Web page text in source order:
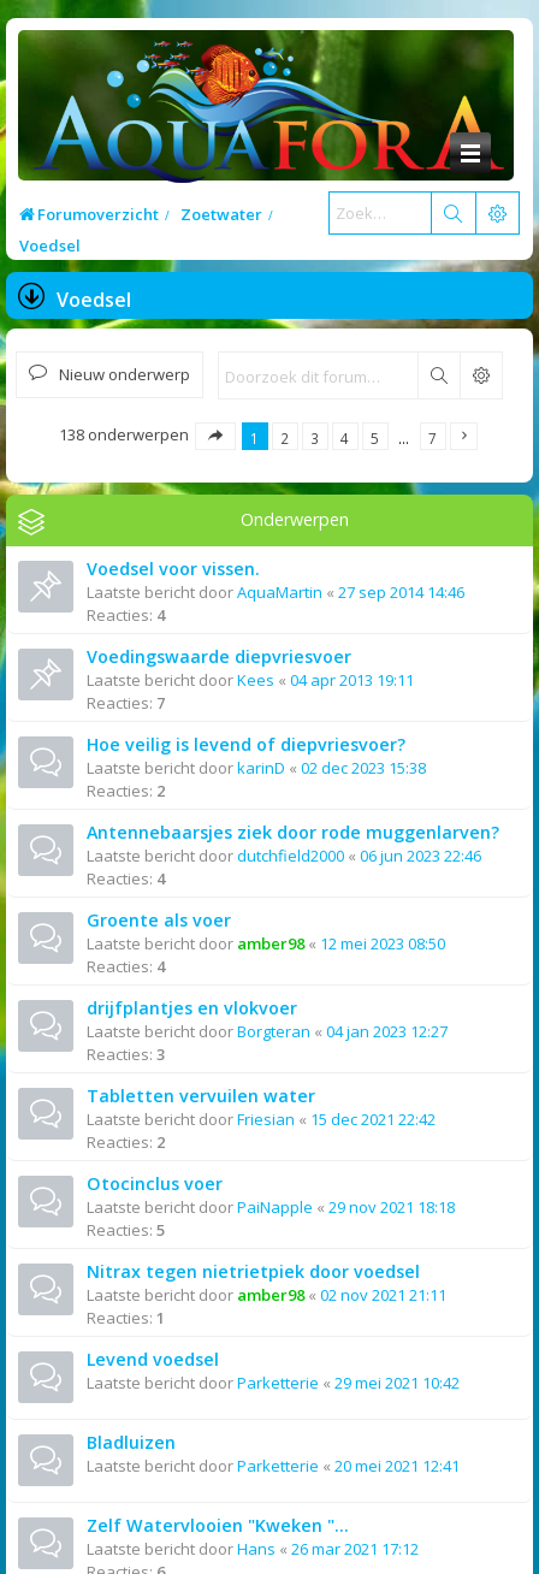
Forumoverzicht
Zoetwater
Voedsel
Voedsel
Nieuw onderwerp Zoek
138 onderwerpen 1 2 3 4 5 … 7
Onderwerpen
Voedsel voor vissen.
Laatste bericht doorAquaMartin « 27 sep 2014 14:46
Reacties: 4
Voedingswaarde diepvriesvoer
Laatste bericht doorKees « 04 apr 2013 19:11
Reacties: 7
Hoe veilig is levend of diepvriesvoer?
Laatste bericht doorkarinD « 02 dec 2023 15:38
Reacties: 2
Antennebaarsjes ziek door rode muggenlarven?
Laatste bericht doordutchfield2000 « 06 jun 2023 22:46
Reacties: 4
Groente als voer
Laatste bericht door amber98« 12 mei 2023 08:50
Reacties: 4
drijfplantjes en vlokvoer
Laatste bericht doorBorgteran « 04 jan 2023 12:27
Reacties: 3
Tabletten vervuilen water
Laatste bericht doorFriesian « 15 dec 2021 22:42
Reacties: 2
Otocinclus voer
Laatste bericht doorPaiNapple « 29 nov 2021 18:18
Reacties: 5
Nitrax tegen nietrietpiek door voedsel
Laatste bericht door amber98« 02 nov 2021 21:11
Reacties: 1
Levend voedsel
Laatste bericht doorParketterie « 29 mei 2021 10:42
Bladluizen
Laatste bericht doorParketterie « 20 mei 2021 12:41
Zelf Watervlooien "Kweken "...
Laatste bericht doorHans « 26 mar 2021 17:12